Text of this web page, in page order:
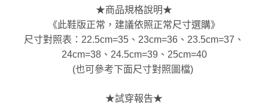
★商品規格說明★
《此鞋版正常，建議依照正常尺寸選購》
尺寸對照表：22.5cm=35、23cm=36、23.5cm=37、
24cm=38、24.5cm=39、25cm=40
(也可參考下面尺寸對照圖檔)
★試穿報告★